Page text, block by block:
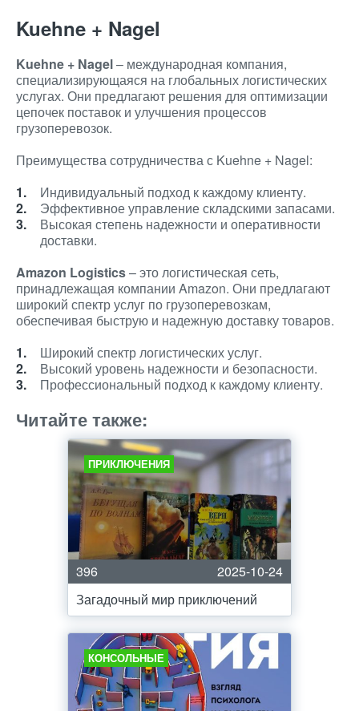
Kuehne + Nagel
Kuehne + Nagel– международная компания,
специализирующаяся на глобальных логистических
услугах. Они предлагают решения для оптимизации
цепочек поставок и улучшения процессов
грузоперевозок.
Преимущества сотрудничества с Kuehne + Nagel:
Индивидуальный подход к каждому клиенту.
Эффективное управление складскими запасами.
Высокая степень надежности и оперативности
доставки.
Amazon Logistics– это логистическая сеть,
принадлежащая компании Amazon. Они предлагают
широкий спектр услуг по грузоперевозкам,
обеспечивая быструю и надежную доставку товаров.
Широкий спектр логистических услуг.
Высокий уровень надежности и безопасности.
Профессиональный подход к каждому клиенту.
Читайте также:
ПРИКЛЮЧЕНИЯ
396
2025-10-24
Загадочный мир приключений
КОНСОЛЬНЫЕ